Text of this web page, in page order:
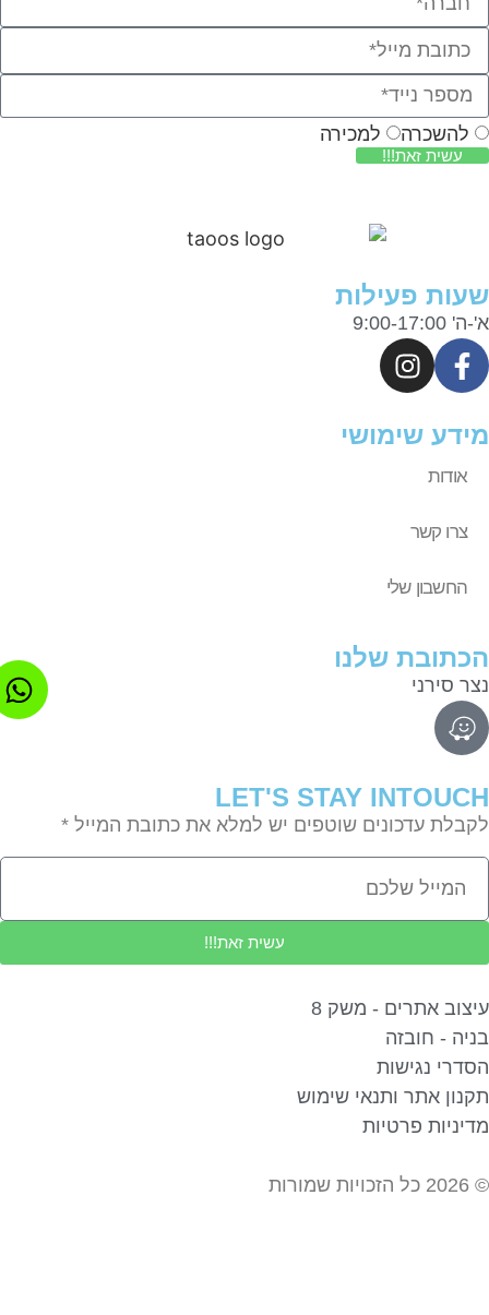
להשכרה למכירה
עשית זאת!!!
פעילות
17:00
שימושי
אודות
צרו קשר
החשבון שלי
שלנו
סירני
LET'S STAY
עדכונים שוטפים יש למלא את כתובת המייל *
עשית זאת!!!
אתרים - משק 8
- חובזה
נגישות
אתר ותנאי שימוש
פרטיות